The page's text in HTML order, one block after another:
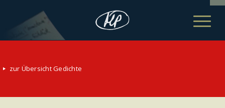
zur Übersicht Gedichte